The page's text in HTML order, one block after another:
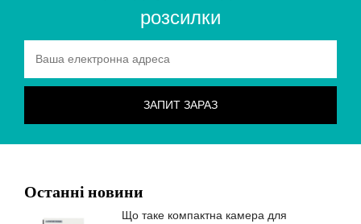
розсилки
Останні новини
Що таке компактна камера для